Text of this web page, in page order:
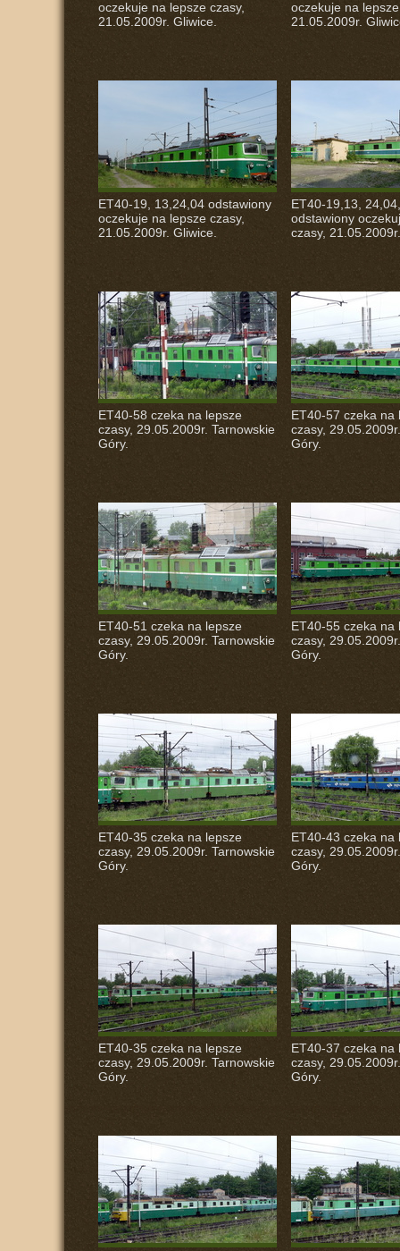
oczekuje na lepsze czasy,
21.05.2009r. Gliwice.
oczekuje na
21.05.2009r.
ET40-19, 13,24,04 odstawiony
oczekuje na lepsze czasy,
21.05.2009r. Gliwice.
ET40-19,13,
odstawiony
czasy,
ET40-58 czeka na lepsze
czasy, 29.05.2009r. Tarnowskie
Góry.
ET40-57 czeka na
czasy,
Góry.
ET40-51 czeka na lepsze
czasy, 29.05.2009r. Tarnowskie
Góry.
ET40-55 czeka na
czasy,
Góry.
ET40-35 czeka na lepsze
czasy, 29.05.2009r. Tarnowskie
Góry.
ET40-43 czeka na
czasy,
Góry.
ET40-35 czeka na lepsze
czasy, 29.05.2009r. Tarnowskie
Góry.
ET40-37 czeka na
czasy,
Góry.